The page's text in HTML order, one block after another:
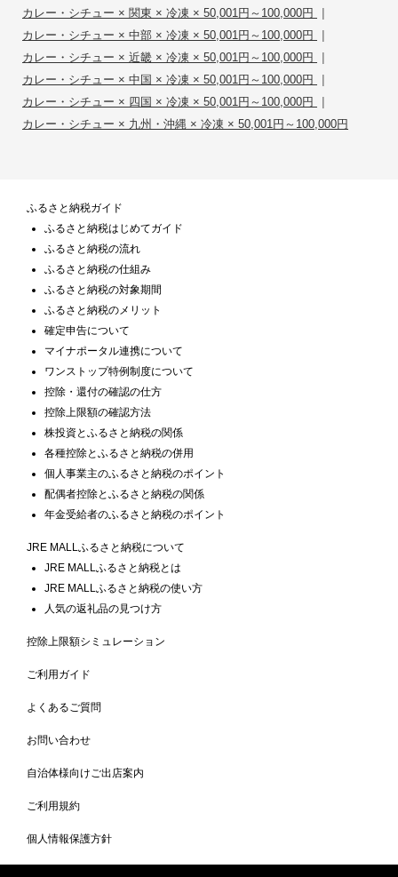
カレー・シチュー × 関東 × 冷凍 × 50,001円～100,000円 |
カレー・シチュー × 中部 × 冷凍 × 50,001円～100,000円 |
カレー・シチュー × 近畿 × 冷凍 × 50,001円～100,000円 |
カレー・シチュー × 中国 × 冷凍 × 50,001円～100,000円 |
カレー・シチュー × 四国 × 冷凍 × 50,001円～100,000円 |
カレー・シチュー × 九州・沖縄 × 冷凍 × 50,001円～100,000円
ふるさと納税ガイド
ふるさと納税はじめてガイド
ふるさと納税の流れ
ふるさと納税の仕組み
ふるさと納税の対象期間
ふるさと納税のメリット
確定申告について
マイナポータル連携について
ワンストップ特例制度について
控除・還付の確認の仕方
控除上限額の確認方法
株投資とふるさと納税の関係
各種控除とふるさと納税の併用
個人事業主のふるさと納税のポイント
配偶者控除とふるさと納税の関係
年金受給者のふるさと納税のポイント
JRE MALLふるさと納税について
JRE MALLふるさと納税とは
JRE MALLふるさと納税の使い方
人気の返礼品の見つけ方
控除上限額シミュレーション
ご利用ガイド
よくあるご質問
お問い合わせ
自治体様向けご出店案内
ご利用規約
個人情報保護方針